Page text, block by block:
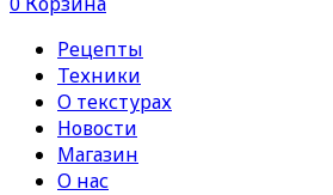
Рецепты
Техники
О текстурах
Новости
Магазин
О нас